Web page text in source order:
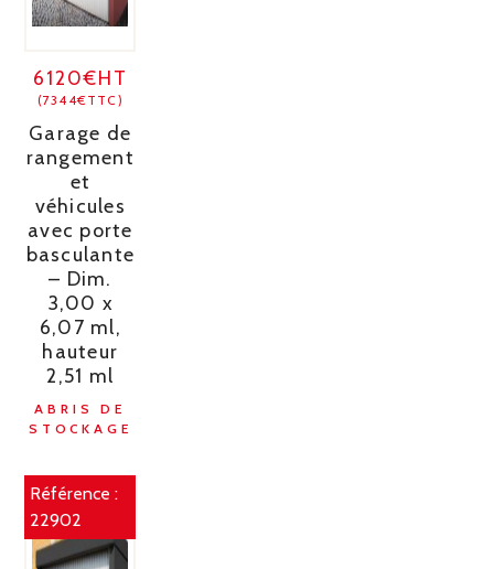
6120€HT
(7344€TTC)
Garage de
rangement
et
véhicules
avec porte
basculante
– Dim.
3,00 x
6,07 ml,
hauteur
2,51 ml
ABRIS DE
STOCKAGE
Référence :
22902